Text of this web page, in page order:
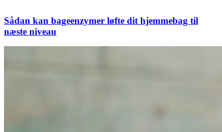
Sådan kan bageenzymer løfte dit hjemmebag til
næste niveau